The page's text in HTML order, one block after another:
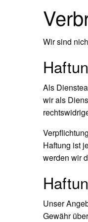
Wir sind
Als
wir als
Haftung ist
werden wir
Unser
Gewähr